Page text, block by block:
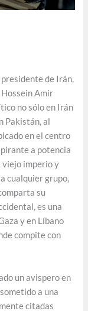
de Irán,
Amir
no sólo en Irán
Pakistán, al
en el centro
a potencia
viejo imperio y
cualquier grupo,
su
es una
y en Líbano
compite con
un avispero en
a una
citadas